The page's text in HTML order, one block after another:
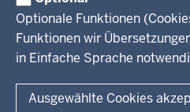
Optionale Funktionen
Funktionen wir
in Einfache Sprache
Ausgewählte Cookies
LSBTIQ*
Gleichstellung
Fotos
RSS-Feeds
Broschürenservice
Bibliothek
Newsletter
Geschützter Kontakt
#WTFuture
Fußzeile
Seitenübersicht Kontakt